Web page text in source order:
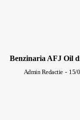
Benzinaria AFJ Oil
Admin Redactie - 15/